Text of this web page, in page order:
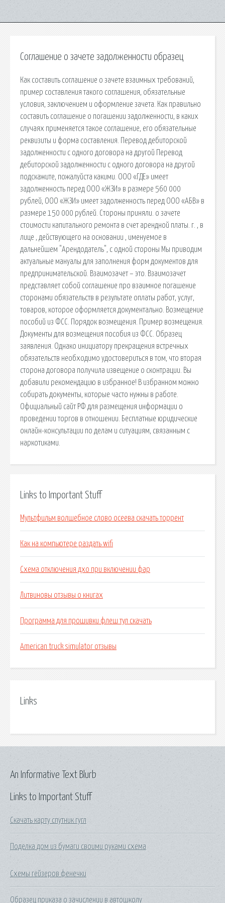
Соглашение о зачете задолженности образец
Как составить соглашение о зачете взаимных требований,
пример составления такого соглашения, обязательные
условия, заключением и оформление зачета. Как правильно
составить соглашение о погашении задолженности, в каких
случаях применяется такое соглашение, его обязательные
реквизиты и форма составления. Перевод дебиторской
задолженности с одного договора на другой Перевод
дебиторской задолженности с одного договора на другой
подскажите, пожалуйста какими. ООО «ГДЕ» имеет
задолженность перед ООО «ЖЗИ» в размере 560 000
рублей, ООО «ЖЗИ» имеет задолженность перед ООО «АБВ» в
размере 150 000 рублей. Стороны приняли. о зачете
стоимости капитального ремонта в счет арендной платы. г. , в
лице , действующего на основании , именуемое в
дальнейшем "Арендодатель", с одной стороны Мы приводим
актуальные мануалы для заполнения форм документов для
предпринимательской. Взаимозачет – это. Взаимозачет
представляет собой соглашение про взаимное погашение
сторонами обязательств в результате оплаты работ, услуг,
товаров, которое оформляется документально. Возмещение
пособий из ФСС. Порядок возмещения. Пример возмещения.
Документы для возмещения пособия из ФСС. Образец
заявления. Однако инициатору прекращения встречных
обязательств необходимо удостовериться в том, что вторая
сторона договора получила извещение о сконтрации. Вы
добавили рекомендацию в избранное! В избранном можно
собирать документы, которые часто нужны в работе.
Официальный сайт РФ для размещения информации о
проведении торгов в отношении. Бесплатные юридические
онлайн-консультации по делам и ситуациям, связанным с
наркотиками.
Links to Important Stuff
Мультфильм волшебное слово осеева скачать торрент
Как на компьютере раздать wifi
Схема отключения дхо при включении фар
Литвиновы отзывы о книгах
Программа для прошивки флеш тул скачать
American truck simulator отзывы
Links
Links to Important Stuff
Скачать карту спутник гугл
Поделка дом из бумаги своими руками схема
Схемы гейзеров фенечки
Образец приказа о зачислении в автошколу
An Informative Text Blurb